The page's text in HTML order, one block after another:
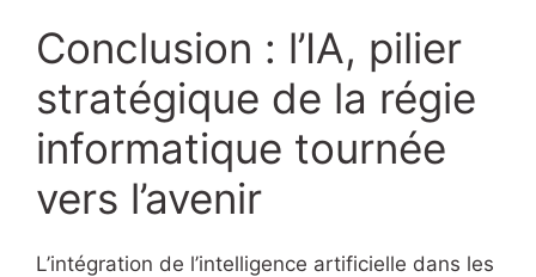
Conclusion : l’IA, pilier
stratégique de la régie
informatique tournée
vers l’avenir
L’intégration de l’intelligence artificielle dans les